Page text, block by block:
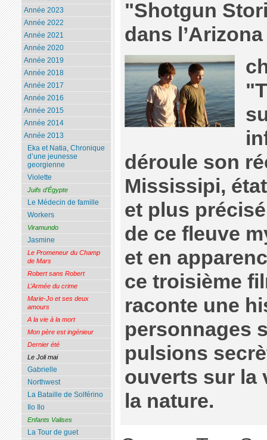
"Shotgun
dans
déroule son
Mississipi,
et plus
de ce fleuve
et en
ce troisième
raconte une
personnages
pulsions
ouverts sur la
la nature.
Année 2023
Année 2022
Année 2021
Année 2020
Année 2019
Année 2018
Année 2017
Année 2016
Année 2015
Année 2014
Année 2013
Eka et Natia, Chronique
d’une jeunesse
georgienne
Violette
Juifs d’Égypte
Le Médecin de famille
Workers
Viramundo
Jasmine
Le Promeneur du Champ
de Mars
Robert sans Robert
L’Armée du crime
Marie-Jo et ses deux
amours
A la vie à la mort
Mon père est ingénieur
Dernier été
Le Joli mai
Gabrielle
Northwest
La Bataille de Solférino
Ilo Ilo
Enfants Valises
La Tour de guet